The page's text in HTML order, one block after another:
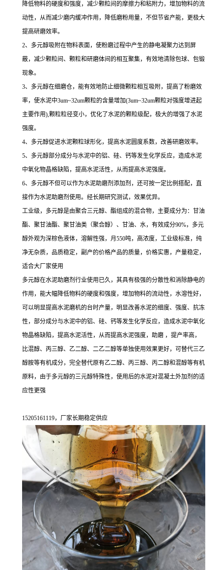
降低物料的硬度和强度，减少颗粒间的摩擦力和粘附力，增加物料的流
动性，从而减少磨内缓冲作用，降低磨粉用量，不但节省产能，更极大
提高研磨效率。
2、多元醇吸附在物料表面，使粉磨过程中产生的静电凝聚力达到屏
蔽，减少颗粒间、颗粒和研磨体间的相互聚集，有效地清除包球、包锻
现象。
3、多元醇在细磨仓，能有效地防止细微颗粒相互吸附，提高了粉磨效
率，使水泥中3um~32um颗粒的含量增加(3um~32um颗粒对强度增进起
主要作用),颗粒粒径变小，优化了水泥的颗粒级配，极大的增强了水泥
强度。
4、多元醇促进水泥颗粒球形化，提高水泥圆度系数，改善研磨效率。
5、多元醇部分成分与水泥中的铝、硅、钙等发生化学反应，造成水泥
中氧化物晶格缺陷，提高水泥活性，从而提高水泥强度。
6、多元醇不但可以作为水泥助磨剂添加剂，还可按一定比例搭配，直
接作为水泥助磨剂使用。经长期研究测试，效果优异。
工业级，多元醇是由聚合三元醇、酯组成的混合物，主要成分为：甘油
酯、聚甘油酯、聚甘油类（聚合醇）、甘油、水，有效成分90%，多元
醇外观为深棕色液体，溶解性强，月550吨，高浓度，工业级标准，纯
净无杂质，品质稳定，副产的价格产品的质量，价格实惠，产量稳定，
适合大厂家使用
多元醇在水泥助磨剂行业使用已久，其具有极强的分散性和消除静电的
作用，能大幅降低物料的硬度和强度，增加物料的流动性，水溶性好，
可以明显提高水泥磨机的台时产量，明显改善水泥的细度、强度、抗冻
性，部分成分与水泥中的铝、硅、钙等发生化学反应，造成水泥中氧化
物晶格缺陷，提高水泥活性，从而提高水泥强度，助磨 ，提产率高，
比混醇、丙三醇、乙二醇、二乙二醇等单独使用效果更好，可替代三乙
醇胺等有机成分，完全替代原有乙二醇、丙三醇、丙二醇和混醇等有机
原料，由于多元醇的三元醇特殊性，使用后的水泥对混凝土外加剂的适
应性更强
15205161119，厂家长期稳定供应